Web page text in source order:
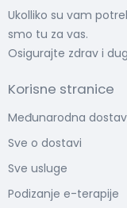
Ukolliko su vam
smo tu za vas.
Osigurajte zdrav i
Korisne stranice
Međunarodna
Sve o dostavi
Sve usluge
Podizanje e-terapije